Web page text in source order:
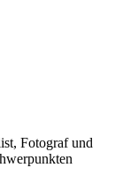
Fotograf und